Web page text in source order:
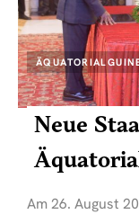
Neue
Am 26. August